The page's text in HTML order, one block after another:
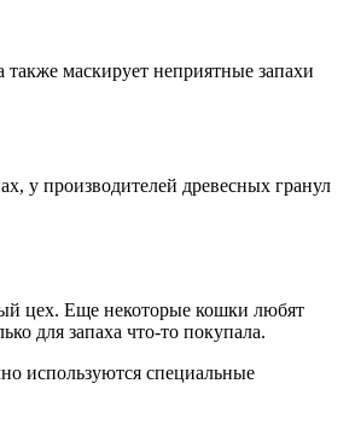
маскирует неприятные запахи
у производителей древесных гранул
цех. Еще некоторые кошки любят
для запаха что-то покупала.
используются специальные